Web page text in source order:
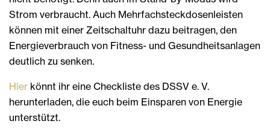
Strom verbraucht. Auch Mehrfachsteckdosenleisten
können mit einer Zeitschaltuhr dazu beitragen, den
Energieverbrauch von Fitness- und Gesundheitsanlagen
deutlich zu senken.
Hier könnt ihr eine Checkliste des DSSV e. V.
herunterladen, die euch beim Einsparen von Energie
unterstützt.